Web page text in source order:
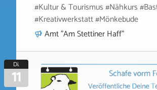
#Kultur & Tourismus #Nähkurs
#Kreativwerkstatt #Mönkebude
Amt "Am Stettiner Haff"
Di.
11